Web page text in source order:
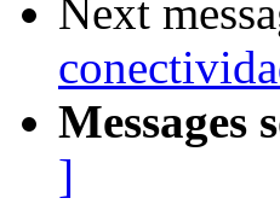
Next
Messages
]